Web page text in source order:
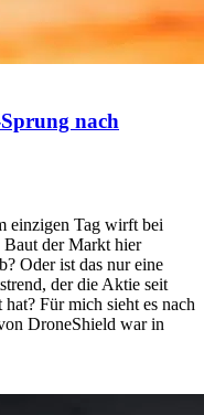
nach
einzigen Tag wirft bei
Baut der Markt hier
Oder ist das nur eine
der die Aktie seit
Für mich sieht es nach
DroneShield war in